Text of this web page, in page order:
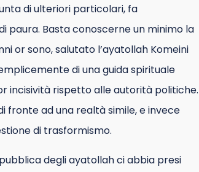
di ulteriori particolari, fa
Basta conoscerne un minimo la
or sono, salutato l’ayatollah Komeini
di una guida spirituale
incisività rispetto alle autorità politiche.
fronte ad una realtà simile, e invece
di trasformismo.
degli ayatollah ci abbia presi